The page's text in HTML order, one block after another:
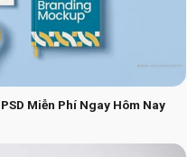
Miễn Phí Ngay Hôm Nay